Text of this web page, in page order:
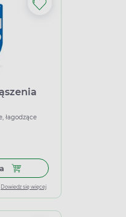
łagodzące
Dodaj do koszyka Urgo
Dowiedz się więcej